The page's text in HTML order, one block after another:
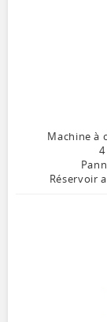
Machine à
Réservoir